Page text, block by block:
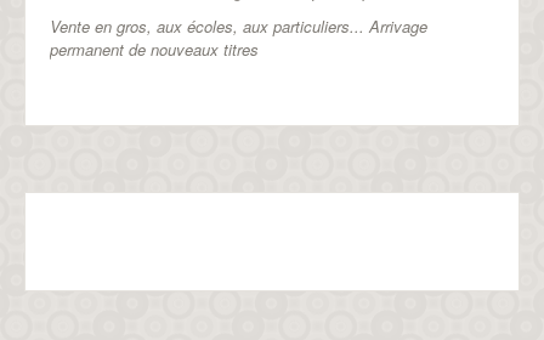
Vente en gros, aux écoles, aux particuliers...Arrivage
permanent de nouveaux titres